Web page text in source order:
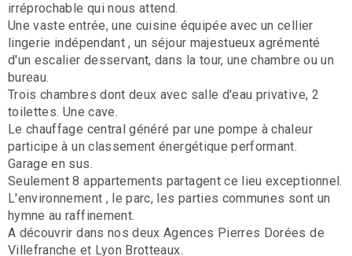
irréprochable qui nous attend.
Une vaste entrée, une cuisine équipée avec un cellier
lingerie indépendant , un séjour majestueux agrémenté
d'un escalier desservant, dans la tour, une chambre ou un
bureau.
Trois chambres dont deux avec salle d'eau privative, 2
toilettes. Une cave.
Le chauffage central généré par une pompe à chaleur
participe à un classement énergétique performant.
Garage en sus.
Seulement 8 appartements partagent ce lieu exceptionnel.
L'environnement , le parc, les parties communes sont un
hymne au raffinement.
A découvrir dans nos deux Agences Pierres Dorées de
Villefranche et Lyon Brotteaux.